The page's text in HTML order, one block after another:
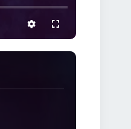
settings